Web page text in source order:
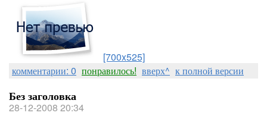
[700x525]
комментарии: 0 понравилось! вверх^ к полной версии
Без заголовка
28-12-2008 20:34